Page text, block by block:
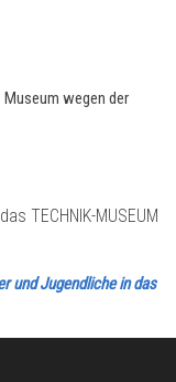
wegen der
TECHNIK-MUSEUM
und Jugendliche in das